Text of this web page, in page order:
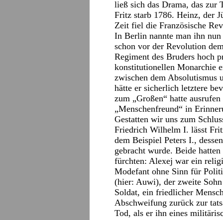
ließ sich das Drama, das zur
Fritz starb 1786. Heinz, der
Zeit fiel die Französische
In Berlin nannte man ihn
schon vor der Revolution
Regiment des Bruders hoch
konstitutionellen Monarchie
zwischen dem Absolutismus
hätte er sicherlich letztere
zum „Großen“ hatte
„Menschenfreund“ in
Gestatten wir uns zum
Friedrich Wilhelm I. lässt
dem Beispiel Peters I.,
gebracht wurde. Beide
fürchten: Alexej war ein
Modefant ohne Sinn für
(hier: Auwi), der zweite
Soldat, ein friedlicher
Abschweifung zurück zur
Tod, als er ihn eines